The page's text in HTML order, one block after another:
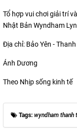
Tổ hợp vui chơi giải trí
Nhật Bản Wyndham
Địa chỉ: Bảo Yên -
Ánh Dương
Theo Nhịp sống kinh tế
Tags: wyndham thanh